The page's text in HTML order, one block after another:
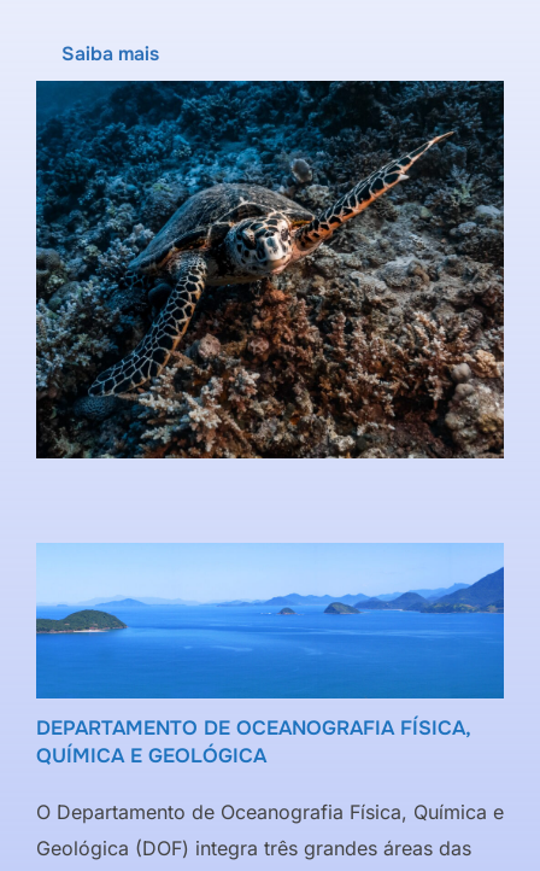
Saiba mais
DEPARTAMENTO DE OCEANOGRAFIA FÍSICA,
QUÍMICA E GEOLÓGICA
O Departamento de Oceanografia Física, Química e
Geológica (DOF) integra três grandes áreas das